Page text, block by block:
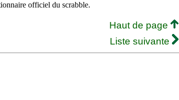
officiel du scrabble.
Haut de page
Liste suivante